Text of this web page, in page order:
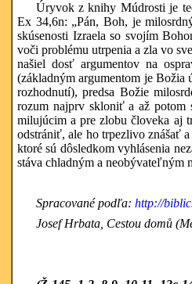
Úryvok z knihy Múdrosti je
Ex 34,6n: „Pán, Boh, je
skúsenosti Izraela so svojím
voči problému utrpenia a zla vo
našiel dosť argumentov na
(základným argumentom je
rozhodnutí), predsa Božie
rozum najprv skloniť a až potom
milujúcim a pre zlobu človeka aj
odstrániť, ale ho trpezlivo znášať
ktoré sú dôsledkom vyhlásenia
stáva chladným a neobývateľným
Spracované podľa: http://
Josef Hrbata, Cestou domů